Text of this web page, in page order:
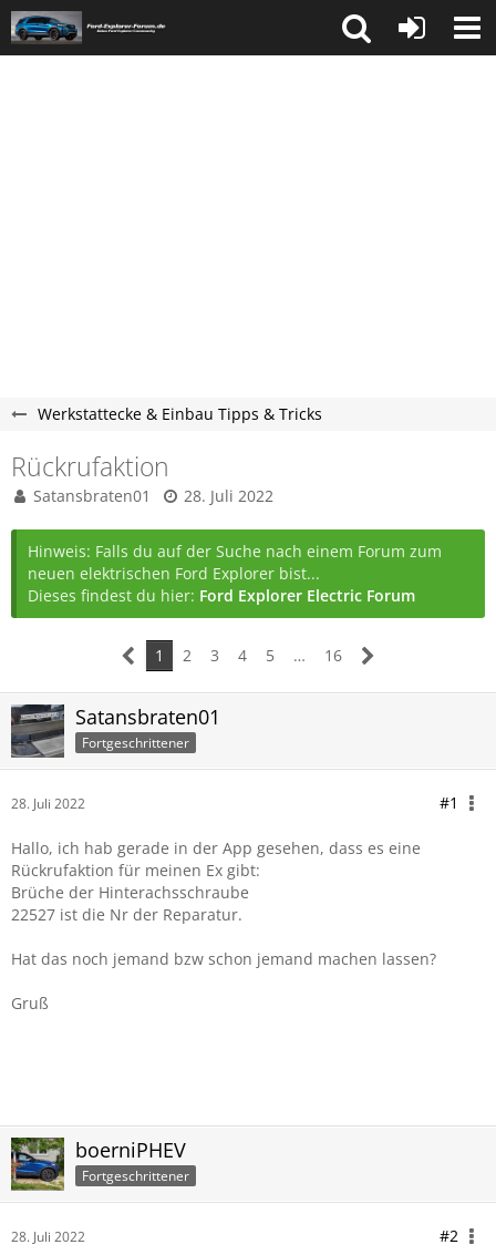
Werkstattecke & Einbau Tipps & Tricks
Rückrufaktion
Satansbraten01 28. Juli 2022
Hinweis: Falls du auf der Suche nach einem Forum zum
neuen elektrischen Ford Explorer bist...
Dieses findest du hier: Ford Explorer Electric Forum
1 2 3 4 5 … 16
Satansbraten01
Fortgeschrittener
28. Juli 2022 #1
Hallo, ich hab gerade in der App gesehen, dass es eine
Rückrufaktion für meinen Ex gibt:
Brüche der Hinterachsschraube
22527 ist die Nr der Reparatur.
Hat das noch jemand bzw schon jemand machen lassen?
Gruß
boerniPHEV
Fortgeschrittener
28. Juli 2022 #2